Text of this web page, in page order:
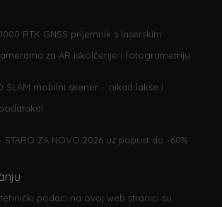
RTK GNSS prijemnik s laserskim
za AR iskolčenje i fotogrametriju
SLAM mobilni skener – nikad lakše i
STARO ZA NOVO 2026 uz popust do -60%
podaci na ovoj web stranici su